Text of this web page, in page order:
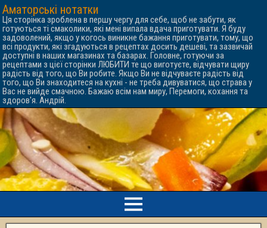
Аматорські нотатки
Ця сторінка зроблена в першу чергу для себе, щоб не забути, як
готуються ті смаколики, які мені випала вдача приготувати. Я буду
задоволений, якщо у когось виникне бажання приготувати, тому, що
всі продукти, які згадуються в рецептах досить дешеві, та зазвичай
доступні в наших магазинах та базарах. Головне, готуючи за
рецептами з цієї сторінки ЛЮБИТИ те що виготуєте, відчувати щиру
радість від того, що Ви робите. Якщо Ви не відчуваєте радість від
того, що Ви знаходитеся на кухні - не треба дивуватися, що страва у
Вас не вийде смачною. Бажаю всім нам миру, Перемоги, кохання та
здоров'я. Андрій.